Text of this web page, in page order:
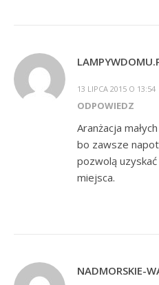
13 LIPCA 2015 O 13:54
ODPOWIEDZ
Aranżacja
bo zawsze
pozwolą
miejsca.
NADMORSKIE-